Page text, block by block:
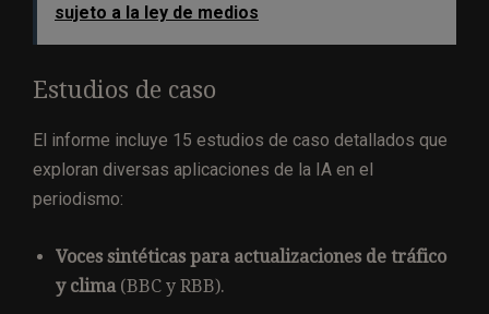
sujeto a la ley de medios
Estudios de caso
El informe incluye 15 estudios de caso detallados que
exploran diversas aplicaciones de la IA en el
periodismo:
Voces sintéticas para actualizaciones de tráfico
y clima (BBC y RBB).